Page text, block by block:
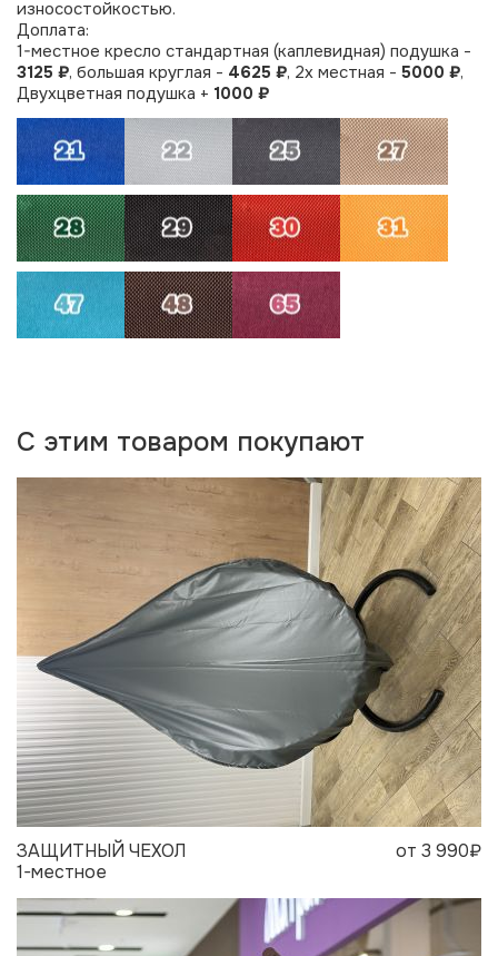
износостойкостью.
Доплата:
1-местное кресло стандартная (каплевидная) подушка -
3125 ₽, большая круглая - 4625 ₽, 2х местная - 5000 ₽,
Двухцветная подушка + 1000 ₽
С этим товаром покупают
ЗАЩИТНЫЙ ЧЕХОЛ
1-местное
от 3 990₽